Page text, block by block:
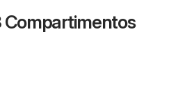
Compartimentos